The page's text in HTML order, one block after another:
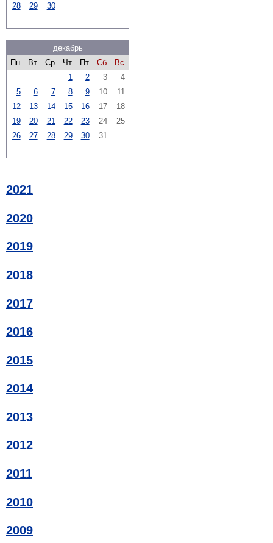
28
29 30
декабрь
Пн
Вт Ср Чт Пт Сб
Вс
1
2 3
4
5
6 7 8 9 10
11
12
13 14 15 16 17
18
19
20 21 22 23 24
25
26
27 28 29 30 31
2021
2020
2019
2018
2017
2016
2015
2014
2013
2012
2011
2010
2009